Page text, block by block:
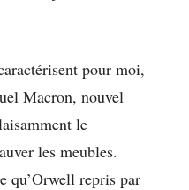
pour moi,
Macron, nouvel
le
les meubles.
qu’Orwell repris par